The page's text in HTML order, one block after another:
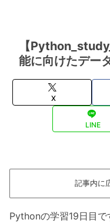
【
能に向けたデー
X
LINE
記事内に
Pythonの学習19日目で